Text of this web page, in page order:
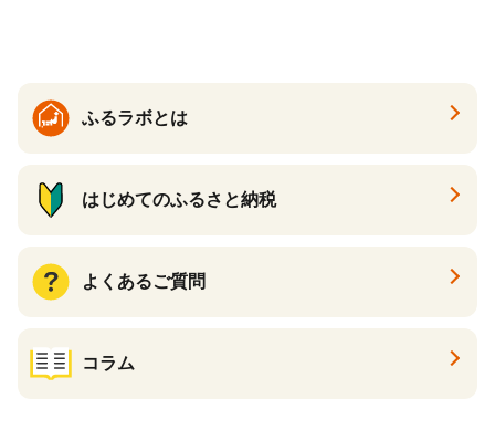
ギフト ふるさと納税 ）
ふるラボとは
はじめてのふるさと納税
よくあるご質問
コラム